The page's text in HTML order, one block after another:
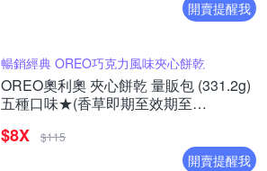
開賣提醒我
暢銷經典 OREO巧克力風味夾心餅乾
OREO奧利奧 夾心餅乾 量販包 (331.2g)
五種口味★(香草即期至效期至
$8X $115
開賣提醒我